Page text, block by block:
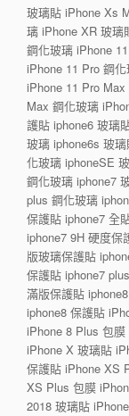
玻璃貼 iPhone Xs
璃 iPhone XR 玻璃
鋼化玻璃 iPhone
iPhone 11 Pro 鋼
iPhone 11 Pro
Max 鋼化玻璃
護貼 iphone6 玻璃
玻璃 iphone6s 玻
化玻璃 iphoneSE
鋼化玻璃 iphone7
plus 鋼化玻璃
保護貼 iphone7 全
iphone7 9H 硬度保
版玻璃保護貼
保護貼 iphone7
滿版保護貼
iphone8 保護貼
iPhone 8 Plus 包
iPhone X 玻璃貼
保護貼 iPhone XS
XS Plus 包膜
2018 玻璃貼